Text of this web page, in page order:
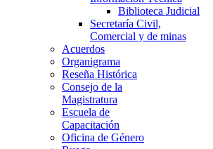
Biblioteca Judicial
Secretaría Civil,
Comercial y de minas
Acuerdos
Organigrama
Reseña Histórica
Consejo de la
Magistratura
Escuela de
Capacitación
Oficina de Género